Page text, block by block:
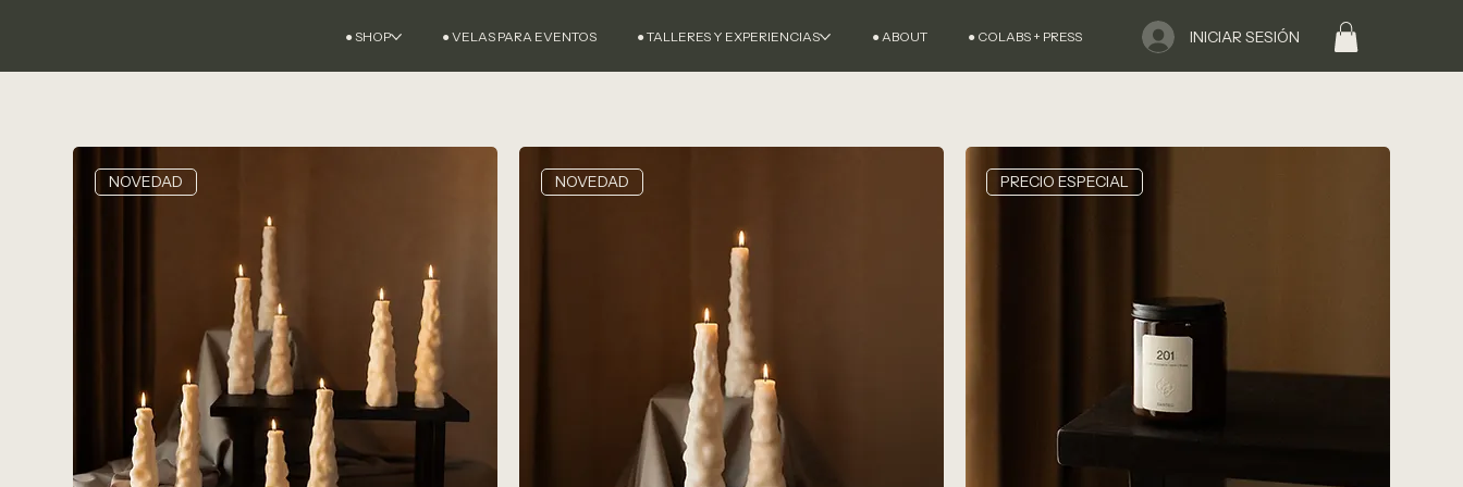
● SHOP ● VELAS PARA EVENTOS ● TALLERES Y EXPERIENCIAS ● ABOUT ● COLABS + PRESS INICIAR SESIÓN
NOVEDAD NOVEDAD PRECIO ESPECIAL